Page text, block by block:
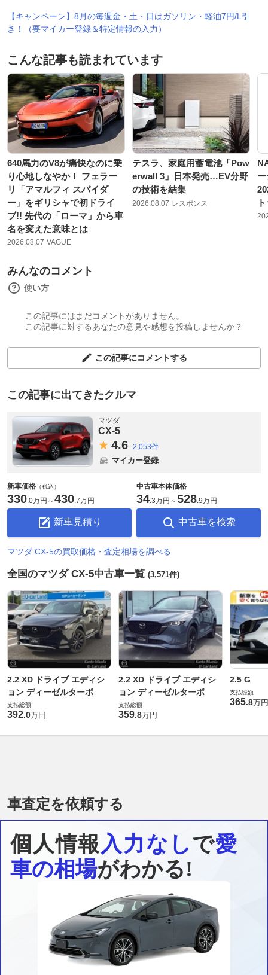
【キャンペーン】8月の毎週金・土・日はガソリン・軽油7円/L引
き！（要マイカー登録＆特定情報の入力）
こんな記事も読まれています
640馬力のV8が痛快なのに乗
り心地しなやか！ フェラー
リ「アマルフィ スパイダ
ー」をギリシャで初ドライ
ブ!! 先代の「ローマ」から車
名を変えた意味とは
2026.08.07 VAGUE
テスラ、家庭用蓄電池「Pow
erwall 3」日本発売…EV分野
の技術を結集
2026.08.07 レスポンス
みんなのコメント
使い方
この記事にはまだコメントがありません。
この記事に対するあなたの意見や感想を投稿しませんか？
この記事にコメントする
この記事に出てきたクルマ
マツダ
CX-5
4.6 2,053件
マイカー登録
新車価格 （税込）
330.0万円 ～430.7万円
新車見積り
中古車本体価格
34.3万円 ～528.9万円
中古車を検索
マツダ CX-5の買取価格・査定相場を調べる
全国のマツダ CX-5中古車一覧 (3,571件)
2.2 XD ドライブ エディシ
ョン ディーゼルターボ
支払総額
392.0万円
2.2 XD ドライブ エディシ
ョン ディーゼルターボ
支払総額
359.8万円
2.5 G
支払総額
365.8万円
車査定を依頼する
個人情報入力なしで愛
車の相場がわかる!